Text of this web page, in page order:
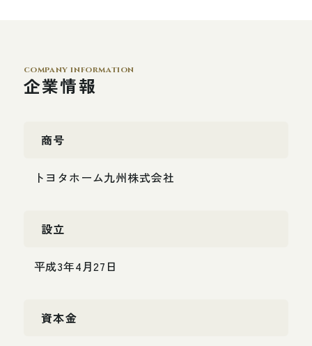
company information
企業情報
商号
ト ヨ タホーム九州株式会社
設立
平成3年4月27 日
資本金